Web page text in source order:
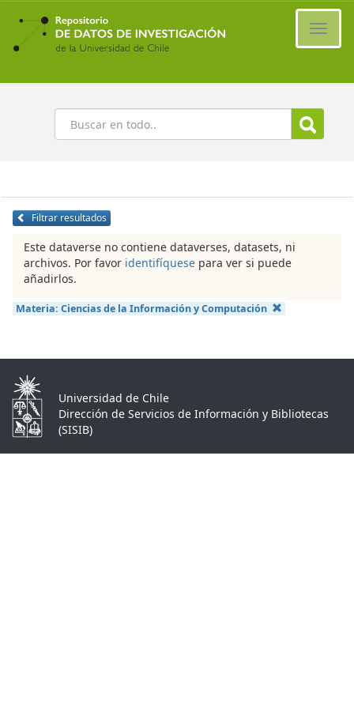
Ir
contenido
principal
Buscar
Filtrar resultados
Este dataverse no contiene dataverses, datasets, ni
archivos. Por favor identifíquese para ver si puede
añadirlos.
Materia: Ciencias de la Información y Computación
Universidad de Chile
Dirección de Servicios de Información y Bibliotecas
(SISIB)